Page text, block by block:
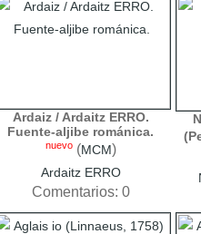
Ardaiz / Ardaitz ERRO.
Fuente-aljibe románica.
nuevo (MCM)
Ardaitz ERRO
Comentarios: 0